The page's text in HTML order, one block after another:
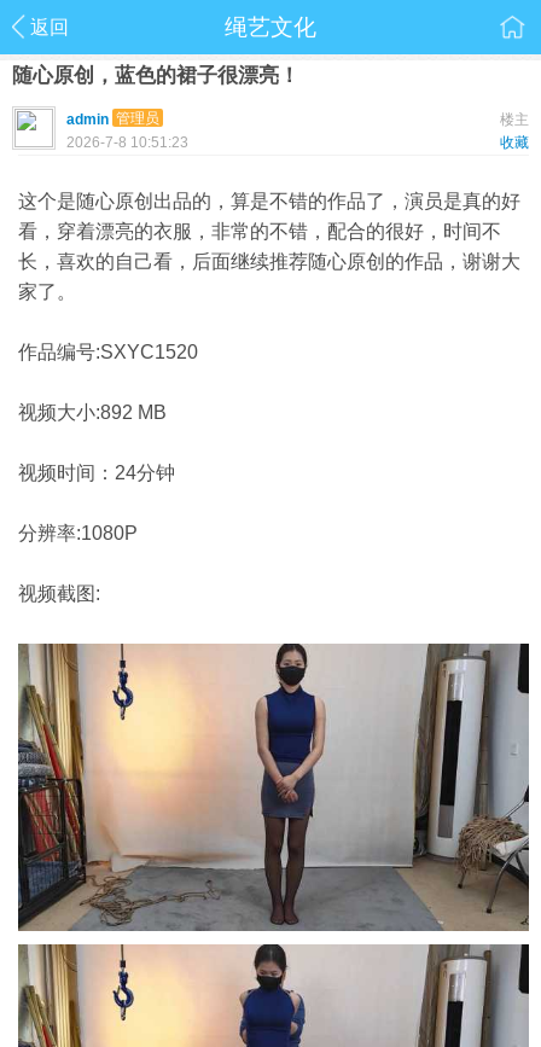
返回 绳艺文化
随心原创，蓝色的裙子很漂亮！
楼主
admin 管理员
收藏
2026-7-8 10:51:23
这个是随心原创出品的，算是不错的作品了，演员是真的好
看，穿着漂亮的衣服，非常的不错，配合的很好，时间不
长，喜欢的自己看，后面继续推荐随心原创的作品，谢谢大
家了。
作品编号:SXYC1520
视频大小:892 MB
视频时间：24分钟
分辨率:1080P
视频截图: